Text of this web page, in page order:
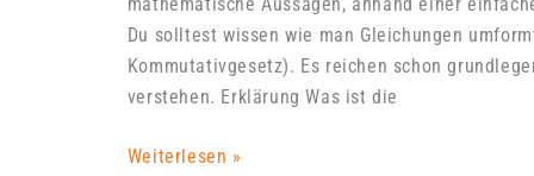
mathematische Aussagen, anhand einer
Du solltest wissen wie man Gleichungen
Kommutativgesetz). Es reichen schon
verstehen. Erklärung Was ist die
Induktionsbeweise
Weiterlesen »